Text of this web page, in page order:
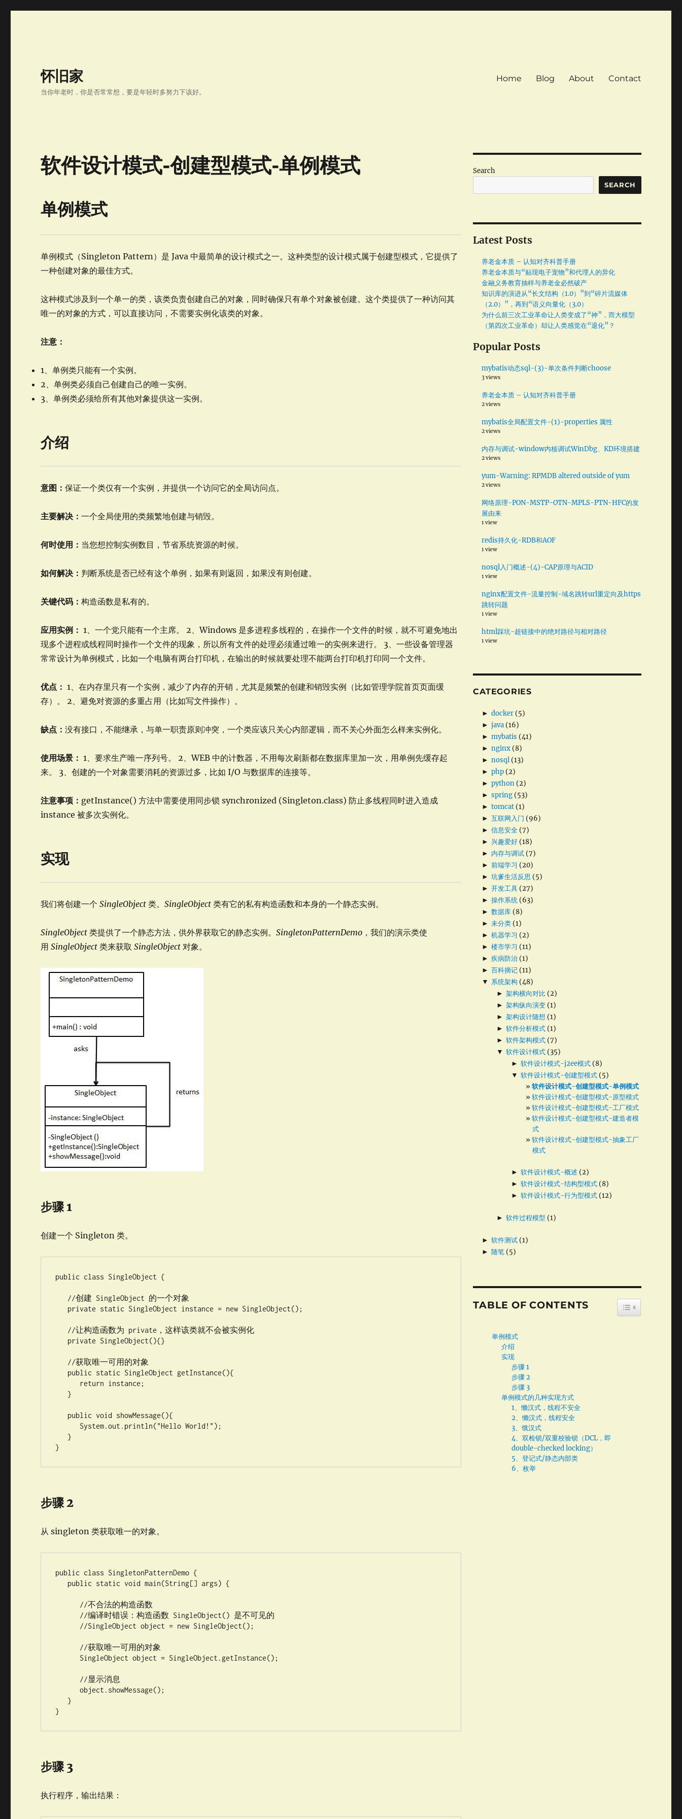
怀旧家
当你年老时，你是否常常想，要是年轻时多努力下该好。
Home Blog About Contact
软件设计模式-创建型模式-单例模式
单例模式
单例模式（Singleton Pattern）是 Java 中最简单的设计模式之一。这种类型的设计模式属于创建型模式，它提供了
一种创建对象的最佳方式。
这种模式涉及到一个单一的类，该类负责创建自己的对象，同时确保只有单个对象被创建。这个类提供了一种访问其
唯一的对象的方式，可以直接访问，不需要实例化该类的对象。
注意：
1、单例类只能有一个实例。
2、单例类必须自己创建自己的唯一实例。
3、单例类必须给所有其他对象提供这一实例。
介绍
意图：保证一个类仅有一个实例，并提供一个访问它的全局访问点。
主要解决：一个全局使用的类频繁地创建与销毁。
何时使用： 当您想控制实例数目，节省系统资源的时候。
如何解决： 判断系统是否已经有这个单例，如果有则返回，如果没有则创建。
关键代码：构造函数是私有的。
应用实例： 1、一个党只能有一个主席。 2、Windows 是多进程多线程的，在操作一个文件的时候，就不可避免地出
现多个进程或线程同时操作一个文件的现象，所以所有文件的处理必须通过唯一的实例来进行。 3、一些设备管理器
常常设计为单例模式，比如一个电脑有两台打印机，在输出的时候就要处理不能两台打印机打印同一个文件。
优点： 1、在内存里只有一个实例，减少了内存的开销，尤其是频繁的创建和销毁实例（比如管理学院首页页面缓
存）。 2、避免对资源的多重占用（比如写文件操作）。
缺点：没有接口，不能继承，与单一职责原则冲突，一个类应该只关心内部逻辑，而不关心外面怎么样来实例化。
使用场景： 1、要求生产唯一序列号。 2、WEB 中的计数器，不用每次刷新都在数据库里加一次，用单例先缓存起
来。 3、创建的一个对象需要消耗的资源过多，比如 I/O 与数据库的连接等。
注意事项： getInstance() 方法中需要使用同步锁 synchronized (Singleton.class) 防止多线程同时进入造成
instance 被多次实例化。
实现
我们将创建一个SingleObject 类。SingleObject 类有它的私有构造函数和本身的一个静态实例。
SingleObject 类提供了一个静态方法，供外界获取它的静态实例。SingletonPatternDemo ，我们的演示类使
用SingleObject 类来获取SingleObject 对象。
步骤 1
创建一个 Singleton 类。
public class SingleObject {
   }
   }
}
步骤 2
从 singleton 类获取唯一的对象。
public class SingletonPatternDemo {
      object.showMessage();
   }
}
步骤 3
执行程序，输出结果：
Search
SEARCH
Latest Posts
养老金本质 – 认知对齐科普手册
养老金本质与“贴现电子宠物”和代理人的异化
金融义务教育抽样与养老金必然破产
知识库的演进从“长文结构（1.0）”到“碎片流媒体
（2.0）”，再到“语义向量化（3.0）
为什么前三次工业革命让人类变成了“神”，而大模型
（第四次工业革命）却让人类感觉在“退化”？
Popular Posts
mybatis动态sql-(3)-单次条件判断choose
3 views
养老金本质 – 认知对齐科普手册
2 views
mybatis全局配置文件-(1)-properties 属性
2 views
内存与调试-window内核调试WinDbg、KD环境搭建
2 views
yum-Warning: RPMDB altered outside of yum
2 views
网络原理-PON-MSTP-OTN-MPLS-PTN-HFC的发
展由来
1 view
redis持久化-RDB和AOF
1 view
nosql入门概述-(4)-CAP原理与ACID
1 view
nginx配置文件-流量控制-域名跳转url重定向及https
跳转问题
1 view
html踩坑-超链接中的绝对路径与相对路径
1 view
CATEGORIES
► docker(5)
► java(16)
► mybatis (41)
► nginx(8)
► nosql(13)
► php(2)
► python(2)
► spring(53)
► tomcat(1)
► 互联网入门 (96)
► 信息安全(7)
► 兴趣爱好(18)
► 内存与调试(7)
► 前端学习 (20)
► 坑爹生活反思 (5)
► 开发工具(27)
► 操作系统(63)
► 数据库(8)
► 未分类(1)
► 机器学习 (2)
► 楼市学习 (11)
► 疾病防治(1)
► 百科摘记(11)
▼ 系统架构 (48)
► 架构横向对比(2)
► 架构纵向演变(1)
► 架构设计随想 (1)
► 软件分析模式(1)
► 软件架构模式(7)
▼ 软件设计模式(35)
► 软件设计模式-j2ee模式 (8)
▼ 软件设计模式-创建型模式 (5)
软件设计模式-创建型模式-单例模式
软件设计模式-创建型模式-原型模式
软件设计模式-创建型模式-工厂模式
软件设计模式-创建型模式-建造者模
式
软件设计模式-创建型模式-抽象工厂
模式
► 软件设计模式-概述 (2)
► 软件设计模式-结构型模式 (8)
► 软件设计模式-行为型模式 (12)
► 软件过程模型 (1)
► 软件测试(1)
► 随笔(5)
TABLE OF CONTENTS TOGGLE
单例模式
介绍
实现
步骤 1
步骤 2
步骤 3
单例模式的几种实现方式
1、懒汉式，线程不安全
2、懒汉式，线程安全
3、饿汉式
4、双检锁/双重校验锁（DCL，即
double-checked locking）
5、登记式/静态内部类
6、枚举